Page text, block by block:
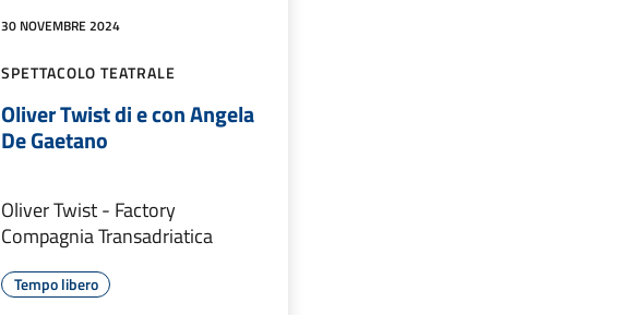
30 NOVEMBRE 2024
SPETTACOLO TEATRALE
Oliver Twist di e con Angela
De Gaetano
Oliver Twist - Factory
Compagnia Transadriatica
Tempo libero